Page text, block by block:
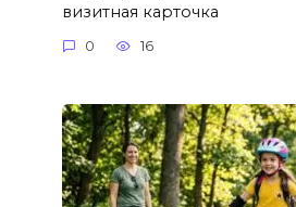
визитная карточка
0 16